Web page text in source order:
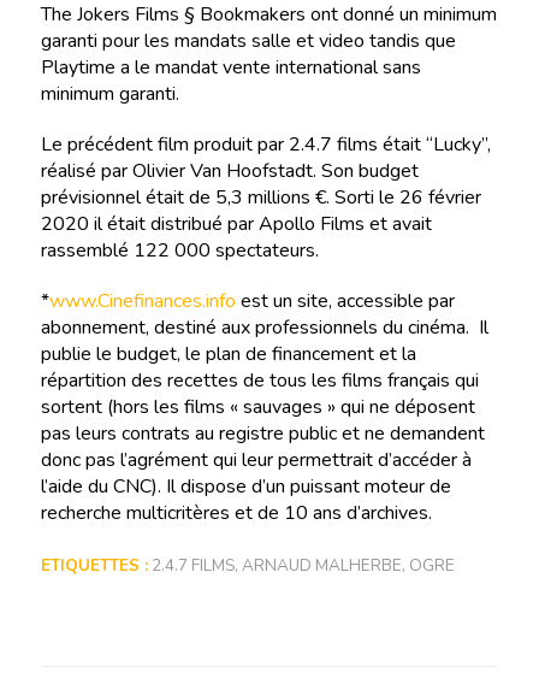
The Jokers Films § Bookmakers ont donné un minimum
garanti pour les mandats salle et video tandis que
Playtime a le mandat vente international sans
minimum garanti.
Le précédent film produit par 2.4.7 films était “Lucky”,
réalisé par Olivier Van Hoofstadt. Son budget
prévisionnel était de 5,3 millions €. Sorti le 26 février
2020 il était distribué par Apollo Films et avait
rassemblé 122 000 spectateurs.
*www.Cinefinances.info est un site, accessible par
abonnement, destiné aux professionnels du cinéma. Il
publie le budget, le plan de financement et la
répartition des recettes de tous les films français qui
sortent (hors les films « sauvages » qui ne déposent
pas leurs contrats au registre public et ne demandent
donc pas l’agrément qui leur permettrait d’accéder à
l’aide du CNC). Il dispose d’un puissant moteur de
recherche multicritères et de 10 ans d’archives.
ETIQUETTES : 2.4.7 FILMS, ARNAUD MALHERBE, OGRE